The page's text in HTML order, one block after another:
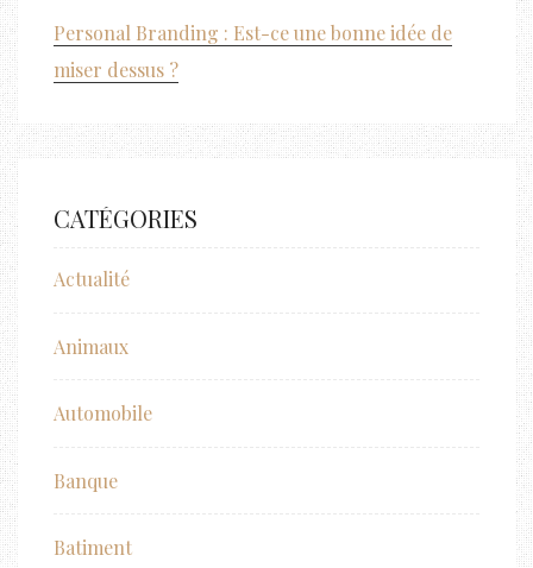
Personal Branding : Est-ce une bonne idée de
miser dessus ?
CATÉGORIES
Actualité
Animaux
Automobile
Banque
Batiment